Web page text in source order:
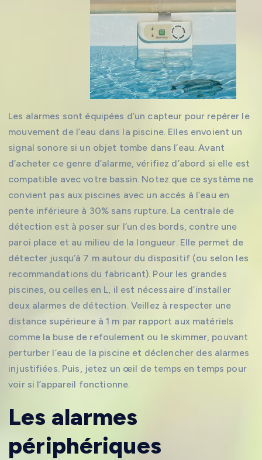
Les alarmes sont équipées d’un capteur pour repérer le
mouvement de l’eau dans la piscine. Elles envoient un
signal sonore si un objet tombe dans l’eau. Avant
d’acheter ce genre d’alarme, vérifiez d’abord si elle est
compatible avec votre bassin. Notez que ce système ne
convient pas aux piscines avec un accès à l’eau en
pente inférieure à 30% sans rupture. La centrale de
détection est à poser sur l’un des bords, contre une
paroi place et au milieu de la longueur. Elle permet de
détecter jusqu’à 7 m autour du dispositif (ou selon les
recommandations du fabricant). Pour les grandes
piscines, ou celles en L, il est nécessaire d’installer
deux alarmes de détection. Veillez à respecter une
distance supérieure à 1 m par rapport aux matériels
comme la buse de refoulement ou le skimmer, pouvant
perturber l’eau de la piscine et déclencher des alarmes
injustifiées. Puis, jetez un œil de temps en temps pour
voir si l’appareil fonctionne.
Les alarmes
périphériques